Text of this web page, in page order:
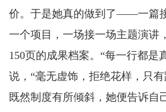
价。于是她真的做到了——一篇
一个项目，一场接一场主题演讲
150页的成果档案。“每一行都是
说，“毫无虚饰，拒绝花样，只
既然制度有所倾斜，她便告诉自